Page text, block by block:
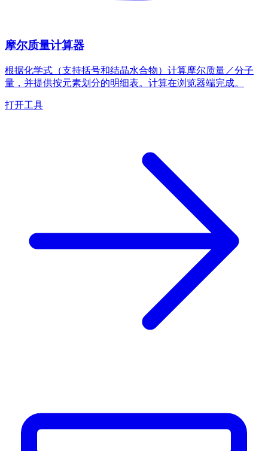
摩尔质量计算器
根据化学式（支持括号和结晶水合物）计算摩尔质量／分子
量，并提供按元素划分的明细表。计算在浏览器端完成。
打开工具